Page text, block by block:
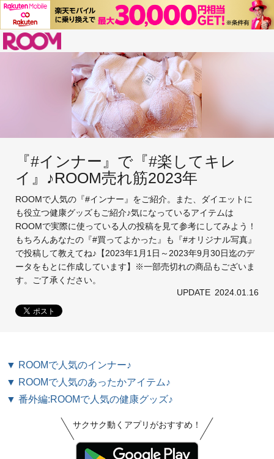
『#インナー』で『#楽してキレ
イ』♪ROOM売れ筋2023年
ROOMで人気の『#インナー』をご紹介。また、ダイエットに
も役立つ健康グッズもご紹介♪気になっているアイテムは
ROOMで実際に使っている人の投稿を見て参考にしてみよう！
もちろんあなたの『#買ってよかった』も『#オリジナル写真』
で投稿して教えてね♪【2023年1月1日～2023年9月30日迄のデ
ータをもとに作成しています】※一部売切れの商品もございま
す。ご了承ください。
UPDATE 2024.01.16
▼ ROOMで人気のインナー♪
▼ ROOMで人気のあったかアイテム♪
▼ 番外編:ROOMで人気の健康グッズ♪
サクサク動くアプリがおすすめ！